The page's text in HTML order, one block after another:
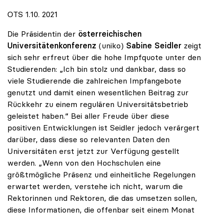
OTS 1.10. 2021
Die Präsidentin der österreichischen
Universitätenkonferenz (uniko) Sabine Seidler zeigt
sich sehr erfreut über die hohe Impfquote unter den
Studierenden: „Ich bin stolz und dankbar, dass so
viele Studierende die zahlreichen Impfangebote
genutzt und damit einen wesentlichen Beitrag zur
Rückkehr zu einem regulären Universitätsbetrieb
geleistet haben.“ Bei aller Freude über diese
positiven Entwicklungen ist Seidler jedoch verärgert
darüber, dass diese so relevanten Daten den
Universitäten erst jetzt zur Verfügung gestellt
werden. „Wenn von den Hochschulen eine
größtmögliche Präsenz und einheitliche Regelungen
erwartet werden, verstehe ich nicht, warum die
Rektorinnen und Rektoren, die das umsetzen sollen,
diese Informationen, die offenbar seit einem Monat